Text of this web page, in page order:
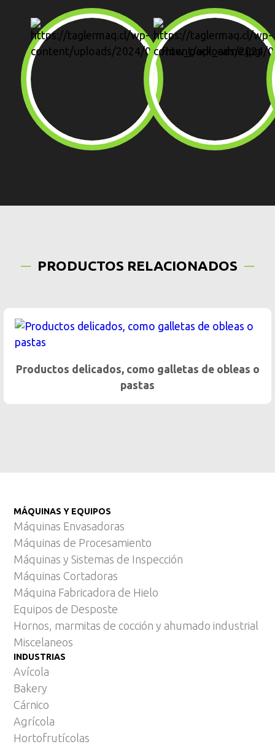
PRODUCTOS RELACIONADOS
de obleas o
MÁQUINAS Y EQUIPOS
Máquinas Envasadoras
Máquinas de Procesamiento
Máquinas y Sistemas de Inspección
Máquinas Cortadoras
Máquina Fabricadora de Hielo
Equipos de Desposte
Hornos, marmitas de cocción y ahumado industrial
Miscelaneos
INDUSTRIAS
Avícola
Bakery
Cárnico
Agrícola
Hortofrutícolas